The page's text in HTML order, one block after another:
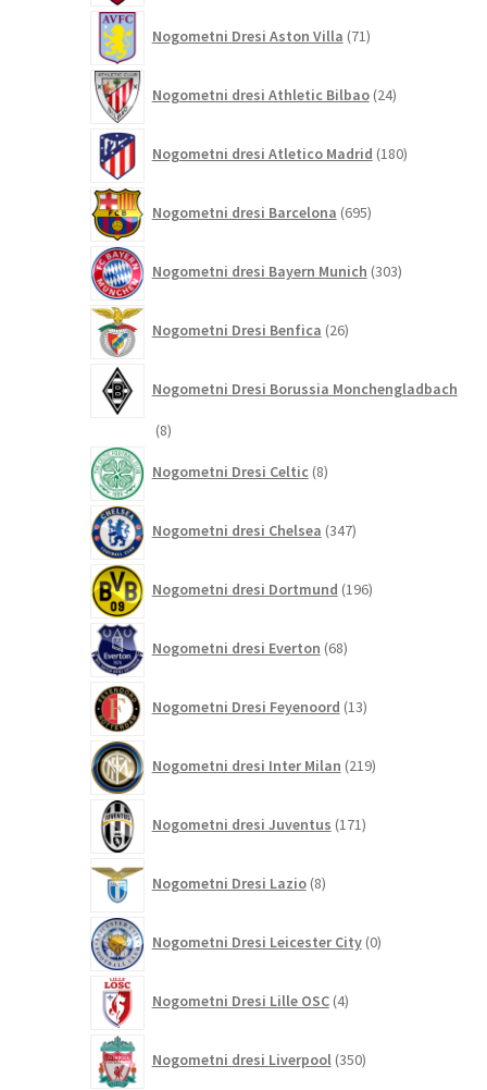
Nogometni Dresi Aston Villa 71izdelkov
Nogometni dresi Athletic Bilbao 24izdelkov
Nogometni dresi Atletico Madrid 180izdelkov
Nogometni dresi Barcelona 695izdelkov
Nogometni dresi Bayern Munich 303izdelki
Nogometni Dresi Benfica 26izdelkov
Nogometni Dresi Borussia Monchengladbach
88
Nogometni Dresi Celtic 8izdelkov
Nogometni dresi Chelsea 347izdelkov
Nogometni dresi Dortmund 196izdelkov
Nogometni dresi Everton 68izdelkov
Nogometni Dresi Feyenoord 13izdelkov
Nogometni dresi Inter Milan 219izdelkov
Nogometni dresi Juventus 171izdelkov
Nogometni Dresi Lazio 8izdelkov
Nogometni Dresi Leicester City 0izdelkov
Nogometni Dresi Lille OSC 4izdelki
Nogometni dresi Liverpool 350izdelkov